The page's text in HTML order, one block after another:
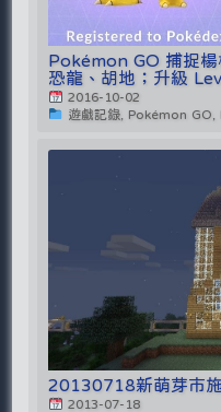
Pokémon GO 捕捉
恐龍、胡地；升級
2016-10-02
遊戲記錄, Pokémon GO,
20130718新萌芽市
2013-07-18